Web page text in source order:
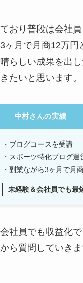
おり普段は会社
ヶ月で月商12万円
らしい成果を出
たいと思います。
中村さんの実績
・ブログコースを受講
・スポーツ特化ブログ運
・副業ながら3ヶ月で月
未経験＆会社員でも最
社員でも収益化
ら質問していきま